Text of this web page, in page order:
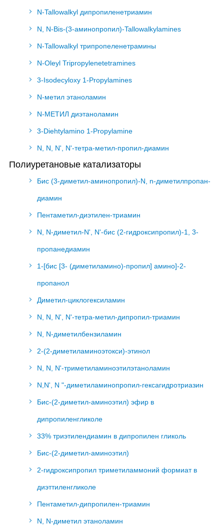
N-Tallowalkyl дипропиленетриамин
N, N-Bis-(3-аминопропил)-Tallowalkylamines
N-Tallowalkyl трипропеленетрамины
N-Oleyl Tripropylenetetramines
3-Isodecyloxy 1-Propylamines
N-метил этаноламин
N-МЕТИЛ диэтаноламин
3-Diehtylamino 1-Propylamine
N, N, N', N'-тетра-метил-пропил-диамин
Полиуретановые катализаторы
Бис (3-диметил-аминопропил)-N, n-диметилпропан-
диамин
Пентаметил-диэтилен-триамин
N, N-диметил-N', N'-бис (2-гидроксипропил)-1, 3-
пропанедиамин
1-[бис [3- (диметиламино)-пропил] амино]-2-
пропанол
Диметил-циклогексиламин
N, N, N', N'-тетра-метил-дипропил-триамин
N, N-диметилбензиламин
2-(2-диметиламиноэтокси)-этинол
N, N, N'-триметиламиноэтилэтаноламин
N,N', N "-диметиламинопропил-гексагидротриазин
Бис-(2-диметил-аминоэтил) эфир в
дипропиленгликоле
33% триэтилендиамин в дипропилен гликоль
Бис-(2-диметил-аминоэтил)
2-гидроксипропил триметиламмоний формиат в
диэттиленгликоле
Пентаметил-дипропилен-триамин
N, N-диметил этаноламин